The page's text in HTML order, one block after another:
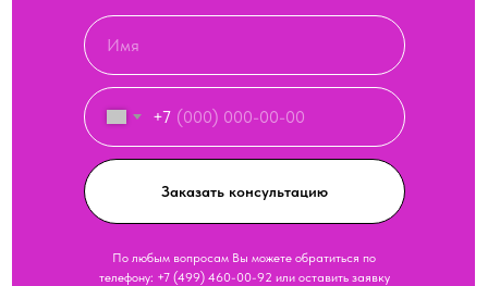
По любым вопросам Вы можете обратиться по
телефону: +7 (499) 460-00-92 или оставить заявку
+7
Заказать консультацию